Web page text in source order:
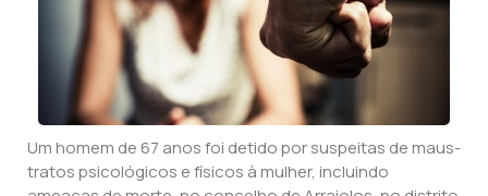
Um homem de 67 anos foi detido por suspeitas de maus-
tratos psicológicos e físicos à mulher, incluindo